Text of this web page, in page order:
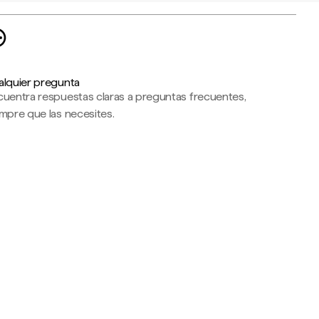
pregunta
respuestas claras a preguntas frecuentes,
que las necesites.